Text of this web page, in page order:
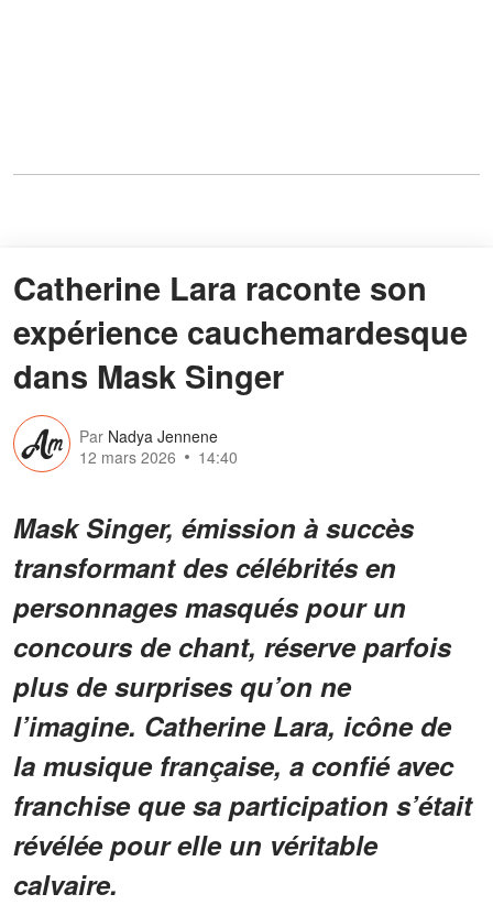
Catherine Lara raconte son
expérience cauchemardesque
dans Mask Singer
Par Nadya Jennene
12 mars 2026
14:40
Mask Singer, émission à succès
transformant des célébrités en
personnages masqués pour un
concours de chant, réserve parfois
plus de surprises qu’on ne
l’imagine. Catherine Lara, icône de
la musique française, a confié avec
franchise que sa participation s’était
révélée pour elle un véritable
calvaire.